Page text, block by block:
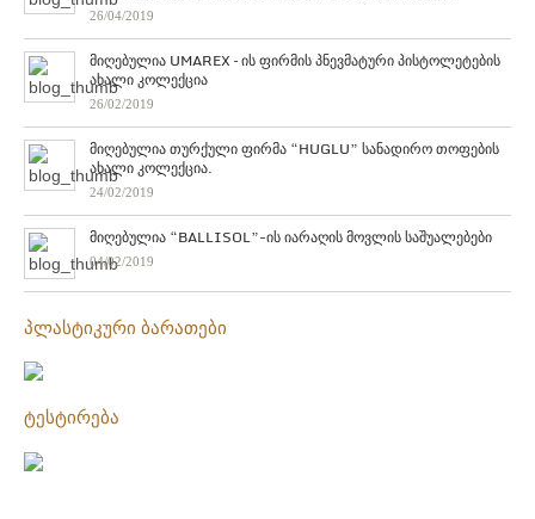
26/04/2019
მიღებულია UMAREX – ის ფირმის პნევმატური პისტოლეტების
ახალი კოლექცია
26/02/2019
მიღებულია თურქული ფირმა “HUGLU” სანადირო თოფების
ახალი კოლექცია.
24/02/2019
მიღებულია “BALLISOL”-ის იარაღის მოვლის საშუალებები
04/02/2019
პლასტიკური ბარათები
ტესტირება